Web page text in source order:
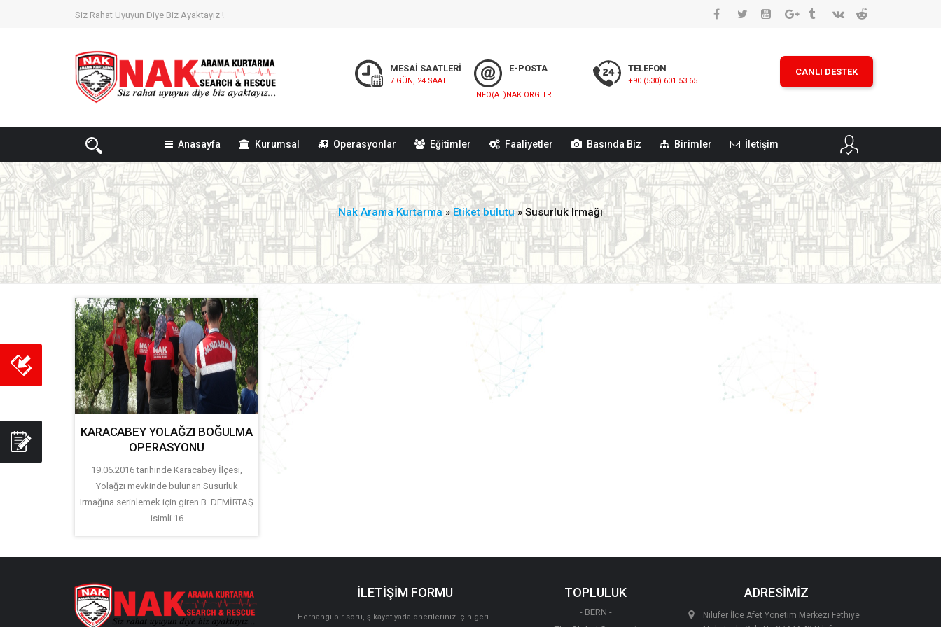
Siz Rahat Uyuyun Diye Biz Ayaktayız !
TELEFON
+90 (530) 601 53 65
E-POSTA
INFO(AT)NAK.ORG.TR
MESAİ SAATLERİ
7 GÜN, 24 SAAT
CANLI DESTEK
Anasayfa Kurumsal Operasyonlar Eğitimler Faaliyetler Basında Biz Birimler İletişim
Nak Arama Kurtarma» Etiket bulutu» Susurluk Irmağı
KARACABEY YOLAĞZI BOĞULMA
OPERASYONU
19.06.2016 tarihinde Karacabey İlçesi,
Yolağzı mevkinde bulunan Susurluk
Irmağına serinlemek için giren B. DEMİRTAŞ
isimli 16
İLETİŞİM FORMU
Herhangi bir soru, şikayet yada önerileriniz için geri
TOPLULUK
- BERN -
ADRESİMİZ
Nilüfer İlce Afet Yönetim Merkezi Fethiye